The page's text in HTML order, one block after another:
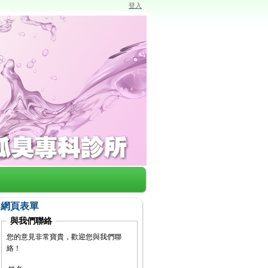
登入
網頁表單
與我們聯絡
您的意見非常寶貴，歡迎您與我們聯
絡！